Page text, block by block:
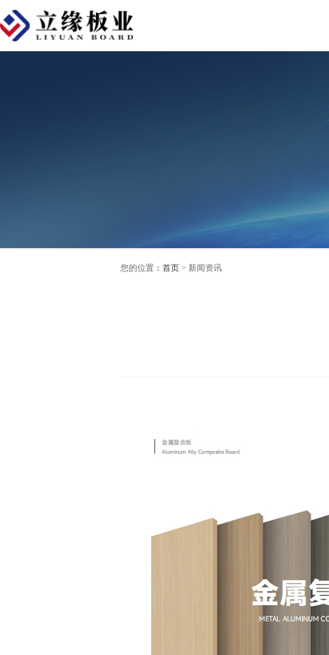
您的位置 ：首页 > 新闻资讯